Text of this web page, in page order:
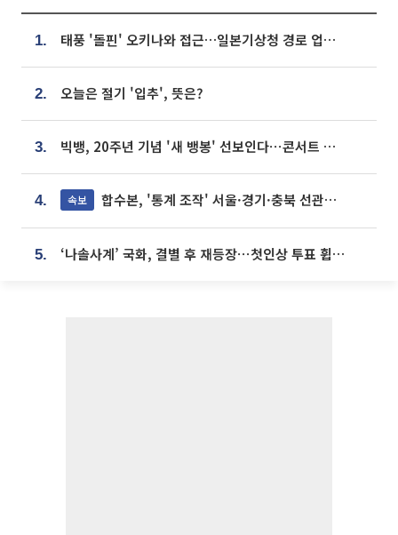
1. 태풍 '돌핀' 오키나와 접근…일본기상청 경로 업데이트
2. 오늘은 절기 '입추', 뜻은?
3. 빅뱅, 20주년 기념 '새 뱅봉' 선보인다⋯콘서트 앞두고 팝업 개최
4. 속보 합수본, '통계 조작' 서울·경기·충북 선관위 등 추가 압수수색
5. ‘나솔사계’ 국화, 결별 후 재등장⋯첫인상 투표 휩쓸고 ‘인기녀’ 등극